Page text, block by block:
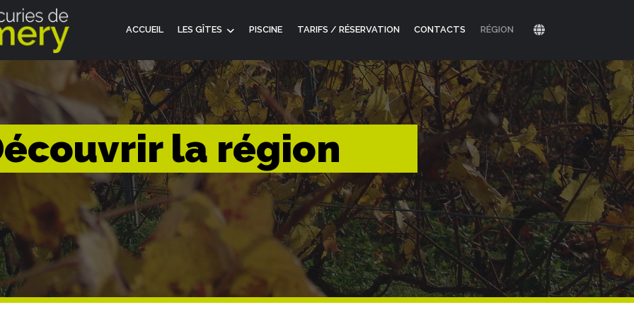
ACCUEIL LES GÎTES PISCINE TARIFS / RÉSERVATION CONTACTS RÉGION
la région